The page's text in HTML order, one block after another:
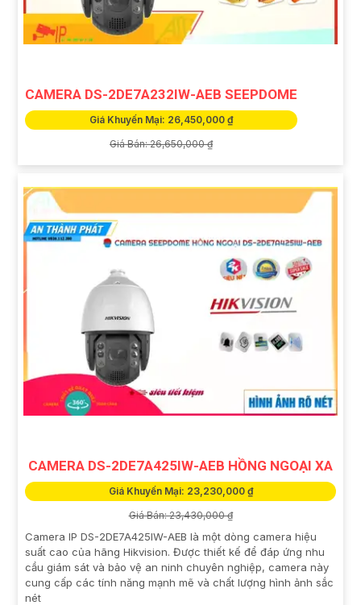
CAMERA DS-2DE7A232IW-AEB SEEPDOME
Giá Khuyến Mại: 26,450,000 ₫
Giá Bán: 26,650,000 ₫
CAMERA DS-2DE7A425IW-AEB HỒNG NGOẠI XA
Giá Khuyến Mại: 23,230,000 ₫
Giá Bán: 23,430,000 ₫
Camera IP DS-2DE7A425IW-AEB là một dòng camera hiệu
suất cao của hãng Hikvision. Được thiết kế để đáp ứng nhu
cầu giám sát và bảo vệ an ninh chuyên nghiệp, camera này
cung cấp các tính năng mạnh mẽ và chất lượng hình ảnh sắc
nét